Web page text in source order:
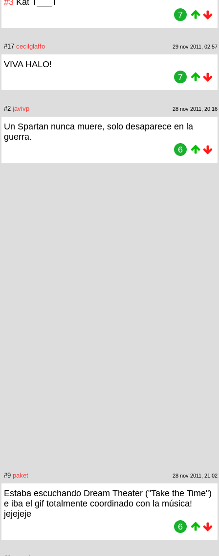
7
#17 cecilglaffo 29 nov 2011, 02:57
VIVA HALO!
7
#2 javivp 28 nov 2011, 20:16
Un Spartan nunca muere, solo desaparece en la
guerra.
6
#9 paket 28 nov 2011, 21:02
Estaba escuchando Dream Theater ("Take the Time")
e iba el gif totalmente coordinado con la música!
jejejeje
6